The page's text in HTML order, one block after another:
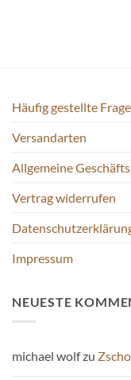
Produktseite
gewählt
werden
Häufig gestellte
Versandarten
Allgemeine
Vertrag widerrufen
Impressum
NEUESTE
michael wolfzu